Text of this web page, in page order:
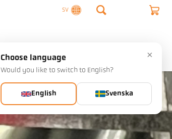
SV
Företag Kontakta ×
Choose language
Would you like to switch to English?
English Svenska